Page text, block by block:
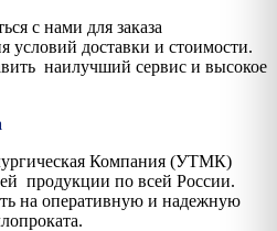
с нами для заказа
условий доставки и стоимости.
наилучший сервис и высокое
Компания (УТМК)
продукции по всей России.
на оперативную и надежную